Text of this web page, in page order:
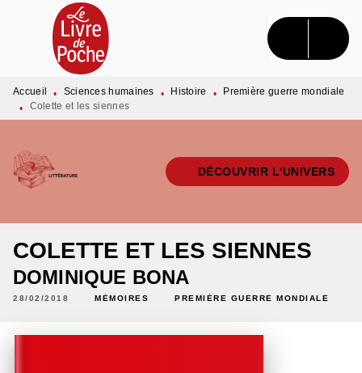
MENU RECHERCHE CONTENU
PIED DE PAGE
Accueil • Sciences humaines • Histoire •
Première guerre mondiale
•
Colette et les siennes
DÉCOUVRIR L'UNIVERS
COLETTE ET LES SIENNES
DOMINIQUE BONA
28/02/2018 MÉMOIRES PREMIÈRE GUERRE MONDIALE